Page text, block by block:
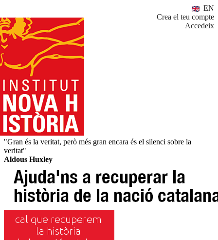
EN
Crea el teu compte
Accedeix
"Gran és la veritat, però més gran encara és el silenci sobre la
veritat"
Aldous Huxley